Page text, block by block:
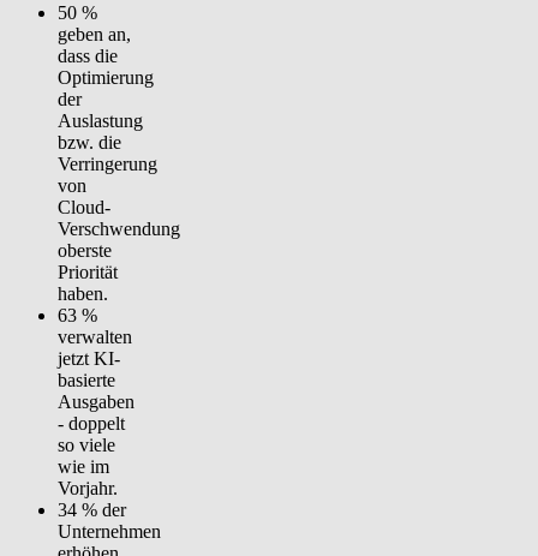
50 %
geben an,
dass die
Optimierung
der
Auslastung
bzw. die
Verringerung
von
Cloud-
Verschwendung
oberste
Priorität
haben.
63 %
verwalten
jetzt KI-
basierte
Ausgaben
- doppelt
so viele
wie im
Vorjahr.
34 % der
Unternehmen